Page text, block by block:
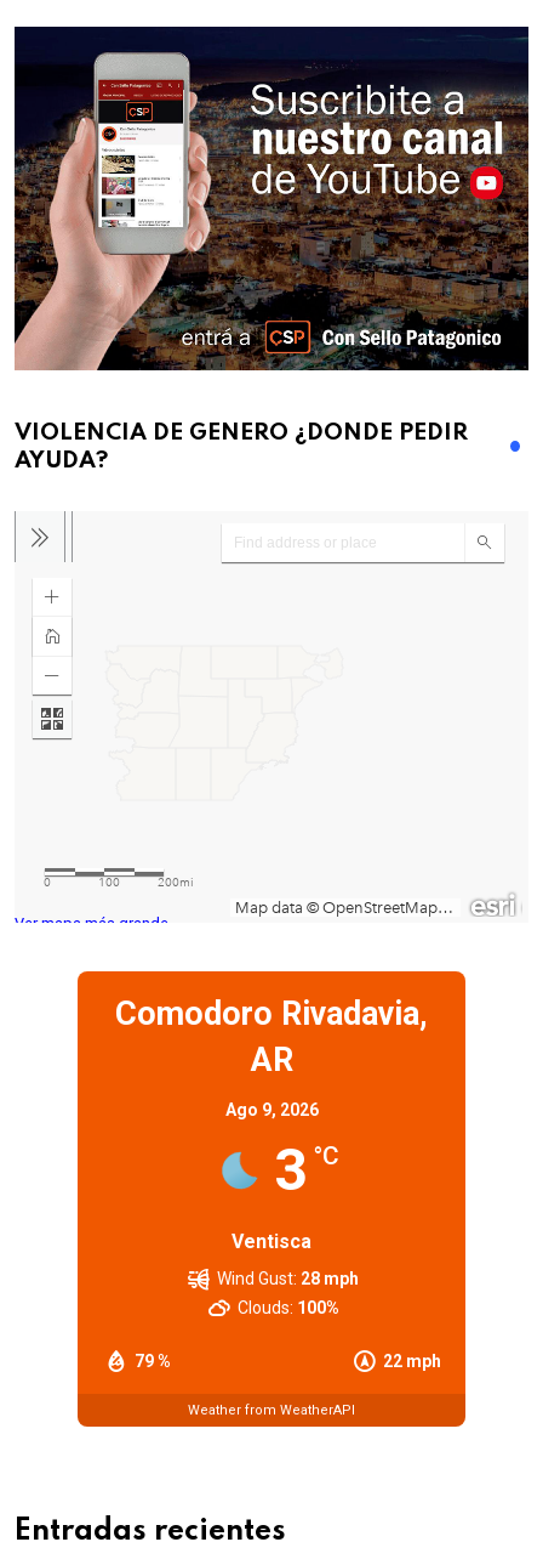
VIOLENCIA DE GENERO ¿DONDE PEDIR
AYUDA?
Ver mapa más grande
Comodoro Rivadavia,
AR
Ago 9, 2026
3 °C
Ventisca
79 % 22 mph
Wind Gust: 28 mph
Clouds: 100%
Weather from WeatherAPI
Entradas recientes